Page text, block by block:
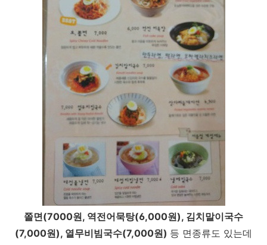
쫄면(7000원, 역전어묵탕(6,000원), 김치말이국수
(7,000원), 열무비빔국수(7,000원) 등 면종류도 있는데